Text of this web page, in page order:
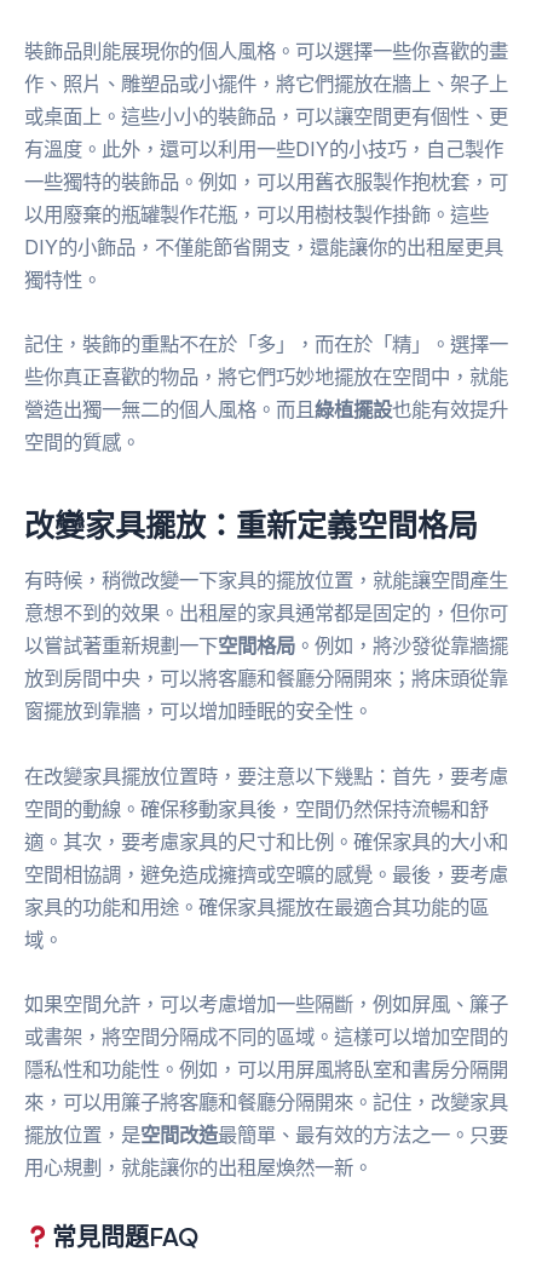
裝飾品則能展現你的個人風格。可以選擇一些你喜歡的畫
作、照片、雕塑品或小擺件，將它們擺放在牆上、架子上
或桌面上。這些小小的裝飾品，可以讓空間更有個性、更
有溫度。此外，還可以利用一些DIY的小技巧，自己製作
一些獨特的裝飾品。例如，可以用舊衣服製作抱枕套，可
以用廢棄的瓶罐製作花瓶，可以用樹枝製作掛飾。這些
DIY的小飾品，不僅能節省開支，還能讓你的出租屋更具
獨特性。
記住，裝飾的重點不在於「多」，而在於「精」。選擇一
些你真正喜歡的物品，將它們巧妙地擺放在空間中，就能
營造出獨一無二的個人風格。而且綠植擺設也能有效提升
空間的質感。
改變家具擺放：重新定義空間格局
有時候，稍微改變一下家具的擺放位置，就能讓空間產生
意想不到的效果。出租屋的家具通常都是固定的，但你可
以嘗試著重新規劃一下空間格局 。例如，將沙發從靠牆擺
放到房間中央，可以將客廳和餐廳分隔開來；將床頭從靠
窗擺放到靠牆，可以增加睡眠的安全性。
在改變家具擺放位置時，要注意以下幾點：首先，要考慮
空間的動線。確保移動家具後，空間仍然保持流暢和舒
適。其次，要考慮家具的尺寸和比例。確保家具的大小和
空間相協調，避免造成擁擠或空曠的感覺。最後，要考慮
家具的功能和用途。確保家具擺放在最適合其功能的區
域。
如果空間允許，可以考慮增加一些隔斷，例如屏風、簾子
或書架，將空間分隔成不同的區域。這樣可以增加空間的
隱私性和功能性。例如，可以用屏風將臥室和書房分隔開
來，可以用簾子將客廳和餐廳分隔開來。記住，改變家具
擺放位置，是空間改造最簡單、最有效的方法之一。只要
用心規劃，就能讓你的出租屋煥然一新。
常見問題FAQ